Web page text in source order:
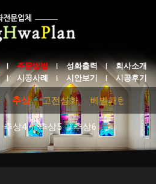
주문방법 성화출력
회사소개
시공사례 시안보기 시공후기
추상 고전성화 베벨패턴 테
추상4 추상5 추상6